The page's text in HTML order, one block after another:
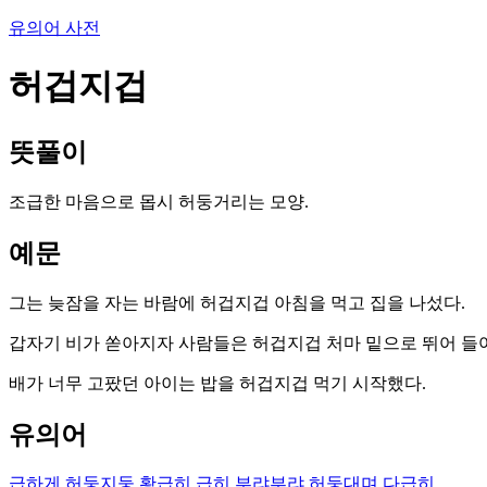
유의어 사전
허겁지겁
뜻풀이
조급한 마음으로 몹시 허둥거리는 모양.
예문
그는 늦잠을 자는 바람에 허겁지겁 아침을 먹고 집을 나섰다.
갑자기 비가 쏟아지자 사람들은 허겁지겁 처마 밑으로 뛰어 들
배가 너무 고팠던 아이는 밥을 허겁지겁 먹기 시작했다.
유의어